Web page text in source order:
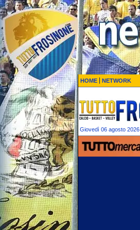
HOME NETWORK
Giovedì 06 agosto 2026